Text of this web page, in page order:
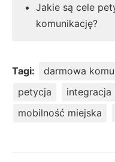
Jakie są cele
komunikację?
Tagi: darmowa
petycja
integracja
mobilność miejska